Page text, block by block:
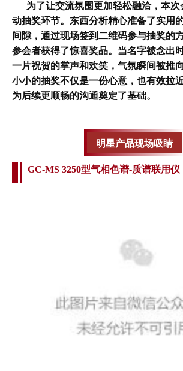
为了让交流氛围更加轻松融洽，本次
动抽奖环节。东西分析精心准备了实用
间隙，通过现场签到二维码参与抽奖的
参会者获得了惊喜奖品。当名字被念出
一片祝贺的掌声和欢笑，气氛瞬间被推
小小的抽奖不仅是一份心意，也有效拉
为后续更顺畅的沟通奠定了基础。
明星产品现场吸睛
GC-MS 3250型气相色谱-质谱联用仪